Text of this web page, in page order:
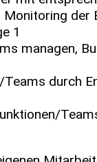
der
1
managen,
durch